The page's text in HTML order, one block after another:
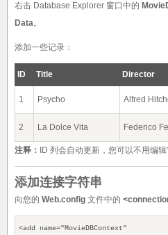
右击 Database Explorer 窗口中的
Data。
添加一些记录：
ID Title Director
1 Psycho Alfred
2 La Dolce Vita Federico
注释： ID 列会自动更新，您可以不用编辑
添加连接字符串
向您的 Web.config 文件中的
<add name="MovieDBContext"